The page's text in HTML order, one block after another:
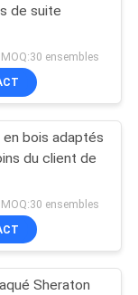
de suite
ensembles
bois adaptés
du client de
ensembles
Sheraton